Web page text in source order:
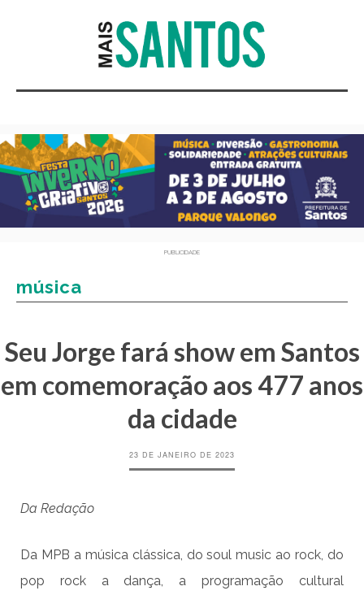
PUBLICIDADE
música
Seu Jorge fará show em Santos
em comemoração aos 477 anos
da cidade
23 DE JANEIRO DE 2023
Da Redação
Da MPB a música clássica, do soul music ao rock, do
pop rock a dança, a programação cultural